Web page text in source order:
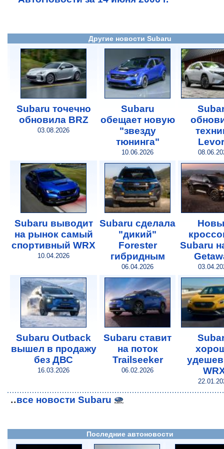
Другие новости Subaru
Subaru точечно
обновила BRZ
03.08.2026
Subaru
обещает новую
"звезду
тюнинга"
10.06.2026
Subaru выводит
на рынок самый
спортивный WRX
10.04.2026
Subaru сделала
"дикий"
Forester
гибридным
06.04.2026
Subaru
Subaru Outback
вышел в продажу
без ДВС
16.03.2026
Subaru ставит
на поток
Trailseeker
06.02.2026
..все новости Subaru
Последние автоновости